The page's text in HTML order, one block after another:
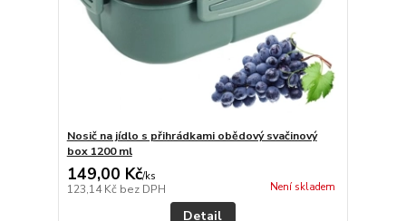
Nosič na jídlo s přihrádkami obědový svačinový
box 1200 ml
149,00 Kč/ks
123,14 Kč bez DPH Není skladem
Detail